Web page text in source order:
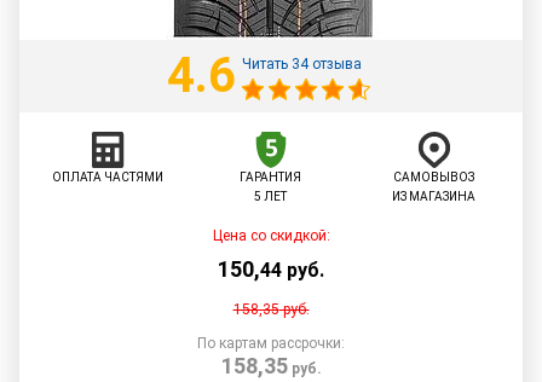
4.6 Читать 34 отзыва
ОПЛАТА ЧАСТЯМИ
ГАРАНТИЯ
5 ЛЕТ
САМОВЫВОЗ
ИЗ МАГАЗИНА
Цена со скидкой:
150,44 руб.
158,35руб.
По картам рассрочки:
158,35руб.